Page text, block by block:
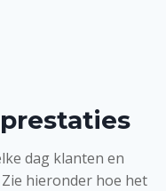
dag klanten en
hieronder hoe het